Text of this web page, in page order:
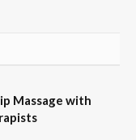
Massage with